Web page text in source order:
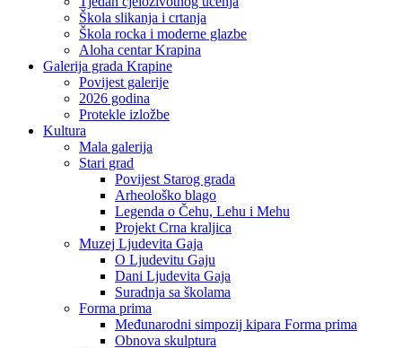
Škola slikanja i crtanja
Škola rocka i moderne glazbe
Aloha centar Krapina
Galerija grada Krapine
Povijest galerije
2026 godina
Protekle izložbe
Kultura
Mala galerija
Stari grad
Povijest Starog grada
Arheološko blago
Legenda o Čehu, Lehu i Mehu
Projekt Crna kraljica
Muzej Ljudevita Gaja
O Ljudevitu Gaju
Dani Ljudevita Gaja
Suradnja sa školama
Forma prima
Međunarodni simpozij kipara Forma prima
Obnova skulptura